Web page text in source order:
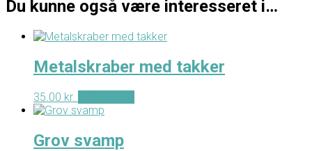
Du kunne også være interesseret i…
Metalskraber med takker
35.00 kr.
Grov svamp